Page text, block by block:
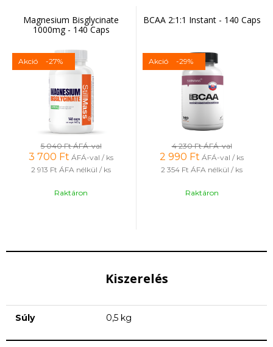
Magnesium Bisglycinate
1000mg - 140 Caps
Akció -27%
5 040 FtÁFÁ-val
3 700 Ft ÁFÁ-val / ks
2 913 Ft ÁFA nélkül / ks
Raktáron
BCAA 2:1:1 Instant - 140 Caps
Akció -29%
4 230 FtÁFÁ-val
2 990 Ft ÁFÁ-val / ks
2 354 Ft ÁFA nélkül / ks
Raktáron
Kiszerelés
Súly 0,5 kg